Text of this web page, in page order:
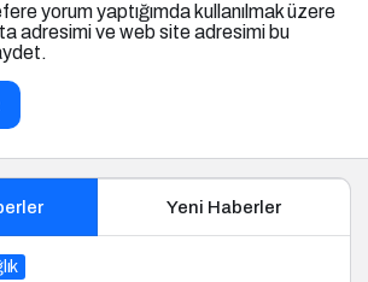
yorum yaptığımda kullanılmak üzere
adresimi ve web site adresimi bu
Yeni Haberler